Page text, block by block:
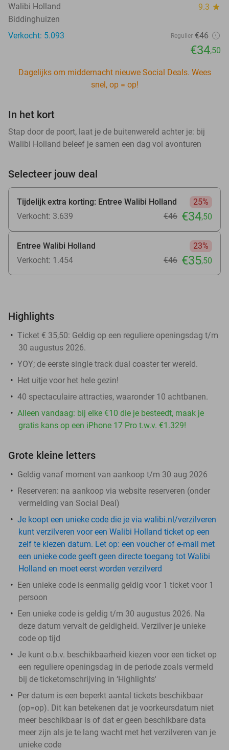
Walibi Holland 9.3 star
Biddinghuizen
Verkocht: 5.093
Regulier €46
€34,50
Dagelijks om middernacht nieuwe Social Deals. Wees
snel, op = op!
In het kort
Stap door de poort, laat je de buitenwereld achter je: bij
Walibi Holland beleef je samen een dag vol avonturen
Selecteer jouw deal
Tijdelijk extra korting: Entree Walibi Holland
25%
Verkocht: 3.639
€46 €34,50
Entree Walibi Holland
23%
Verkocht: 1.454
€46 €35,50
Highlights
Ticket € 35,50: Geldig op een reguliere openingsdag t/m
30 augustus 2026.
YOY; de eerste single track dual coaster ter wereld.
Het uitje voor het hele gezin!
40 spectaculaire attracties, waaronder 10 achtbanen.
Alleen vandaag: bij elke €10 die je besteedt, maak je
gratis kans op een iPhone 17 Pro t.w.v. €1.329!
Grote kleine letters
Geldig vanaf moment van aankoop t/m 30 aug 2026
Reserveren: na aankoop via website reserveren (onder
vermelding van Social Deal)
Je koopt een unieke code die je via walibi.nl/verzilveren
kunt verzilveren voor een Walibi Holland ticket op een
zelf te kiezen datum. Let op: een voucher of e-mail met
een unieke code geeft geen directe toegang tot Walibi
Holland en moet eerst worden verzilverd
Een unieke code is eenmalig geldig voor 1 ticket voor 1
persoon
Een unieke code is geldig t/m 30 augustus 2026. Na
deze datum vervalt de geldigheid. Verzilver je unieke
code op tijd
Je kunt o.b.v. beschikbaarheid kiezen voor een ticket op
een reguliere openingsdag in de periode zoals vermeld
bij de ticketomschrijving in ‘Highlights'
Per datum is een beperkt aantal tickets beschikbaar
(op=op). Dit kan betekenen dat je voorkeursdatum niet
meer beschikbaar is of dat er geen beschikbare data
meer zijn als je te lang wacht met het verzilveren van je
unieke code